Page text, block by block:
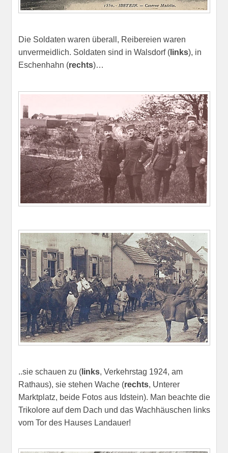
Die Soldaten waren überall, Reibereien waren
unvermeidlich. Soldaten sind in Walsdorf (links), in
Eschenhahn (rechts)…
..sie schauen zu (links, Verkehrstag 1924, am
Rathaus), sie stehen Wache (rechts, Unterer
Marktplatz, beide Fotos aus Idstein). Man beachte die
Trikolore auf dem Dach und das Wachhäuschen links
vom Tor des Hauses Landauer!